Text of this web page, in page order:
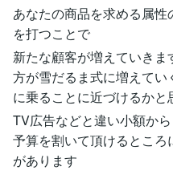
あなたの商品を求める属
を打つことで
新たな顧客が増えていき
方が雪だるま式に増えて
に乗ることに近づけるかと
TV広告などと違い小額か
予算を割いて頂けるとこ
があります